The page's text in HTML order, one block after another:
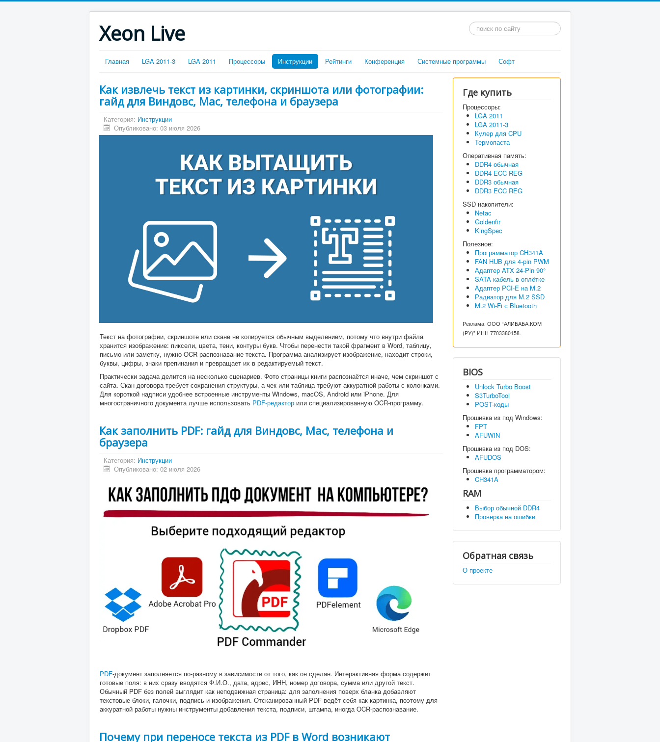
Xeon Live Искать...
Главная LGA 2011-3 LGA 2011 Процессоры Инструкции Рейтинги Конференция Системные программы Софт
Как извлечь текст из картинки, скриншота или фотографии:
гайд для Виндовс, Mac, телефона и браузера
Категория: Инструкции
Опубликовано: 03 июля 2026
Текст на фотографии, скриншоте или скане не копируется обычным выделением, потому что внутри файла
хранится изображение: пиксели, цвета, тени, контуры букв. Чтобы перенести такой фрагмент в Word, таблицу,
письмо или заметку, нужно OCR распознавание текста. Программа анализирует изображение, находит строки,
буквы, цифры, знаки препинания и превращает их в редактируемый текст.
Практически задача делится на несколько сценариев. Фото страницы книги распознаётся иначе, чем скриншот с
сайта. Скан договора требует сохранения структуры, а чек или таблица требуют аккуратной работы с колонками.
Для короткой надписи удобнее встроенные инструменты Windows, macOS, Android или iPhone. Для
многостраничного документа лучше использовать PDF-редактор или специализированную OCR-программу.
Как заполнить PDF: гайд для Виндовс, Mac, телефона и
браузера
Категория: Инструкции
Опубликовано: 02 июля 2026
PDF-документ заполняется по-разному в зависимости от того, как он сделан. Интерактивная форма содержит
готовые поля: в них сразу вводятся Ф.И.О., дата, адрес, ИНН, номер договора, сумма или другой текст.
Обычный PDF без полей выглядит как неподвижная страница: для заполнения поверх бланка добавляют
текстовые блоки, галочки, подпись и изображения. Отсканированный PDF ведёт себя как картинка, поэтому для
аккуратной работы нужны инструменты добавления текста, подписи, штампа, иногда OCR-распознавание.
Почему при переносе текста из PDF в Word возникают
Где купить
Процессоры:
LGA 2011
LGA 2011-3
Кулер для CPU
Термопаста
Оперативная память:
DDR4 обычная
DDR4 ECC REG
DDR3 обычная
DDR3 ECC REG
SSD накопители:
Netac
Goldenfir
KingSpec
Полезное:
Программатор CH341A
FAN HUB для 4-pin PWM
Адаптер ATX 24-Pin 90°
SATA кабель в оплётке
Адаптер PCI-E на M.2
Радиатор для M.2 SSD
M.2 Wi-Fi с Bluetooth
Реклама. ООО “АЛИБАБА.КОМ
(РУ)” ИНН 7703380158.
BIOS
Unlock Turbo Boost
S3TurboTool
POST-коды
Прошивка из под Windows:
FPT
AFUWIN
Прошивка из под DOS:
AFUDOS
Прошивка программатором:
CH341A
RAM
Выбор обычной DDR4
Проверка на ошибки
Обратная связь
О проекте